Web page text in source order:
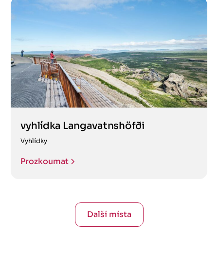
vyhlídka Langavatnshöfði
Vyhlídky
Prozkoumat
Další místa